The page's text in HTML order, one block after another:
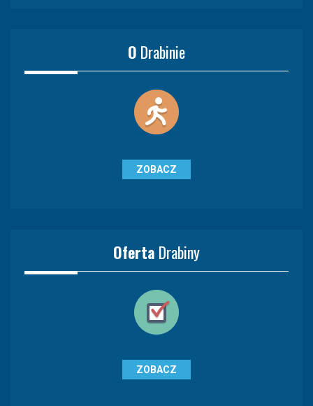
O Drabinie
ZOBACZ
Oferta Drabiny
ZOBACZ